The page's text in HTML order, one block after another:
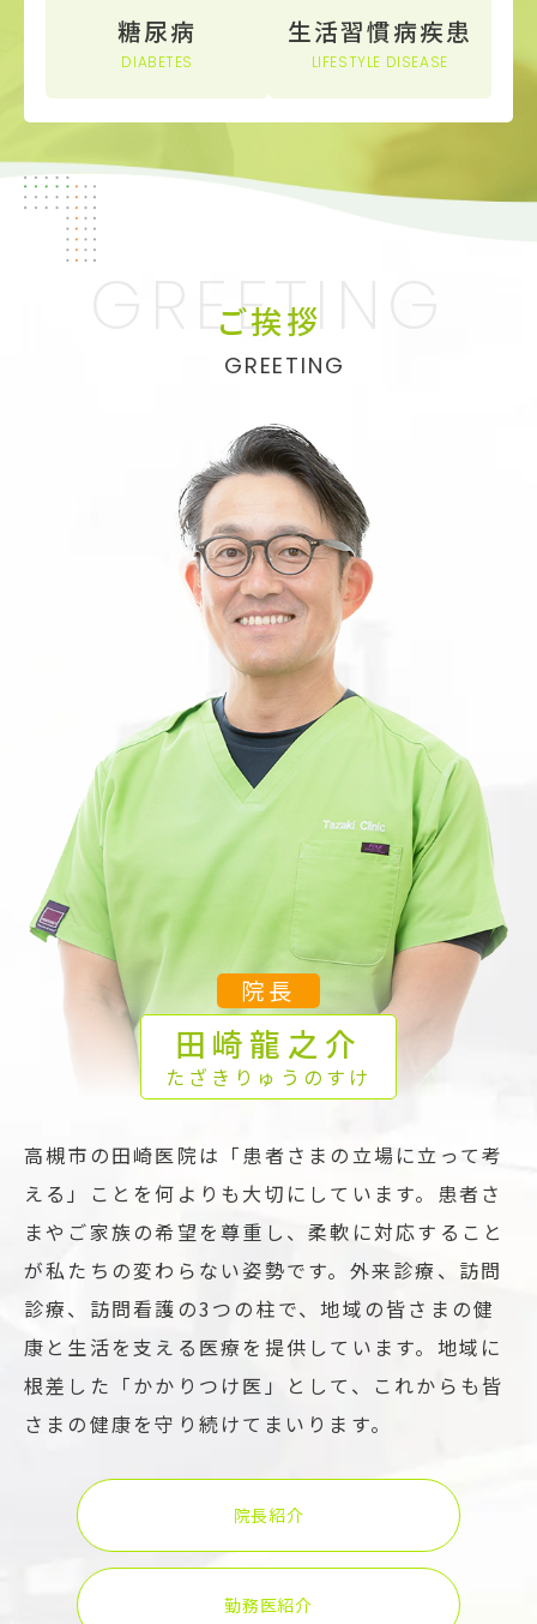
糖尿病
DIABETES
生活習慣病疾患
LIFESTYLE DISEASE
高槻市の田崎医院は「患者さまの立場に立って考
える」ことを何よりも大切にしています。患者さ
まやご家族の希望を尊重し、柔軟に対応すること
が私たちの変わらない姿勢です。外来診療、訪問
診療、訪問看護の3つの柱で、地域の皆さまの健
康と生活を支える医療を提供しています。地域に
根差した「かかりつけ医」として、これからも皆
さまの健康を守り続けてまいります。
院長紹介
勤務医紹介
ご挨拶
GREETING
院長
田崎龍之介
たざき りゅうのすけ